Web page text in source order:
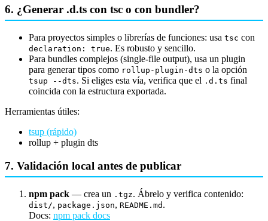
6. ¿Generar .d.ts con tsc o con bundler?
Para proyectos simples o librerías de funciones: usa tsc con
declaration: true. Es robusto y sencillo.
Para bundles complejos (single-file output), usa un plugin
para generar tipos como rollup-plugin-dts o la opción
tsup --dts. Si eliges esta vía, verifica que el .d.ts final
coincida con la estructura exportada.
Herramientas útiles:
tsup (rápido)
rollup + plugin dts
7. Validación local antes de publicar
npm pack — crea un .tgz. Ábrelo y verifica contenido:
dist/, package.json, README.md .
Docs: npm pack docs